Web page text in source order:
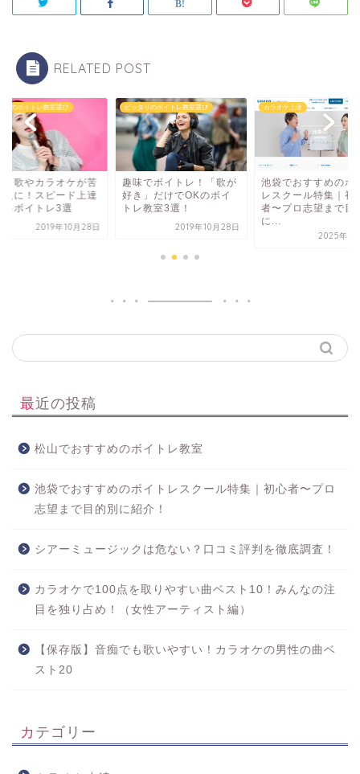
RELATED POST
リのボイトレ教室選び
・歌やカラオケが苦
人に！スピード上達
るボイトレ3選
2019年10月28日
ピッタリのボイトレ教室選び
趣味でボイトレ！「歌が
好き」だけでOKのボイ
トレ教室3選！
2019年10月28日
カラオケ上達
池袋でおすすめのボ
レスクール特集｜初
者〜プロ志望まで目
に...
2025年4
最近の投稿
松山でおすすめのボイトレ教室
池袋でおすすめのボイトレスクール特集｜初心者〜プロ
志望まで目的別に紹介！
シアーミュージックは危ない？口コミ評判を徹底調査！
カラオケで100点を取りやすい曲ベスト10！みんなの注
目を独り占め！（女性アーティスト編）
【保存版】音痴でも歌いやすい！カラオケの男性の曲ベ
スト20
カテゴリー